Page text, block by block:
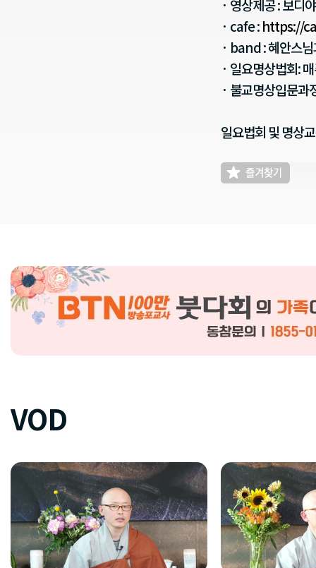
· 영상제공 : 보디
· cafe :https://
· band : 혜안스
· 일요명상법회:
· 불교명상입문과
일요법회 및 명상
VOD